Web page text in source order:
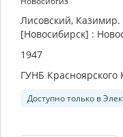
Лисовский, Казимир.
[Новосибирск] :
1947
ГУНБ Красноярского
Доступно только в